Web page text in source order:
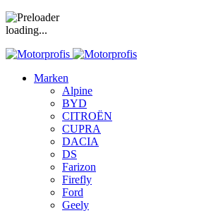
loading...
Marken
Alpine
BYD
CITROËN
CUPRA
DACIA
DS
Farizon
Firefly
Ford
Geely